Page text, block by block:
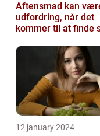
Aftensmad kan
udfordring, når det
kommer til at finde
samtidi...
12 january 2024